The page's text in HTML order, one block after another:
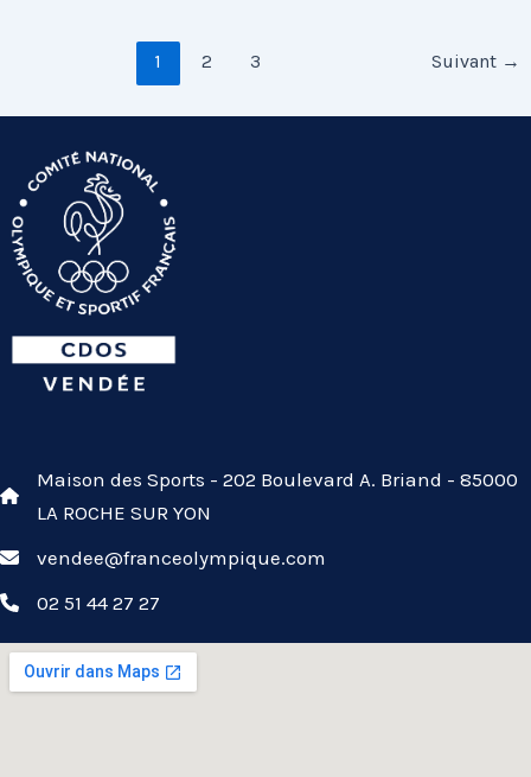
1 2 3 Suivant →
Maison des Sports - 202 Boulevard A. Briand - 85000
LA ROCHE SUR YON
vendee@franceolympique.com
02 51 44 27 27